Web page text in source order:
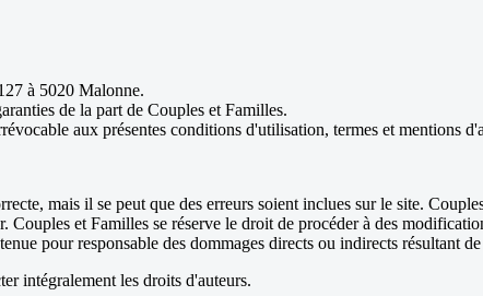
à 5020 Malonne.
de la part de Couples et Familles.
aux présentes conditions d'utilisation, termes et mentions
mais il se peut que des erreurs soient inclues sur le site.
et Familles se réserve le droit de procéder à des
pour responsable des dommages directs ou indirects résultant
intégralement les droits d'auteurs.